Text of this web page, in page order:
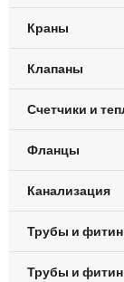
Краны
Клапаны
Счетчики и
Фланцы
Канализация
Трубы и
Трубы и